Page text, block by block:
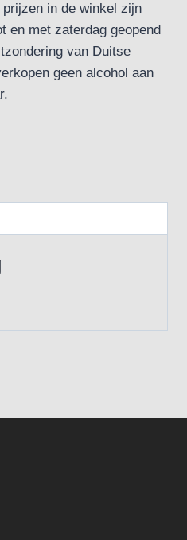
in de winkel zijn
en met zaterdag geopend
van Duitse
geen alcohol aan